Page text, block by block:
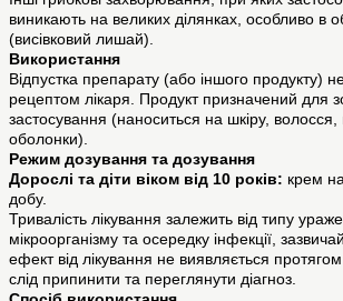
виникають на великих ділянках, особливо в
(висівковий лишай).
Використання
Відпустка препарату (або іншого продукту)
рецептом лікаря. Продукт призначений для
застосування (наноситься на шкіру, волосся,
оболонки).
Режим дозування та дозування
Дорослі та діти віком від 10 років: крем
добу.
Тривалість лікування залежить від типу
мікроорганізму та осередку інфекції,
ефект від лікування не виявляється
слід припинити та переглянути діагноз.